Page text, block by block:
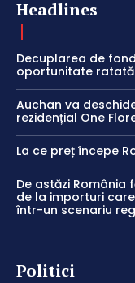
Headlines
Decuplarea de
oportunitate
Auchan va
rezidențial One
La ce preț începe
De astăzi România
de la importuri
într-un scenariu
Politici